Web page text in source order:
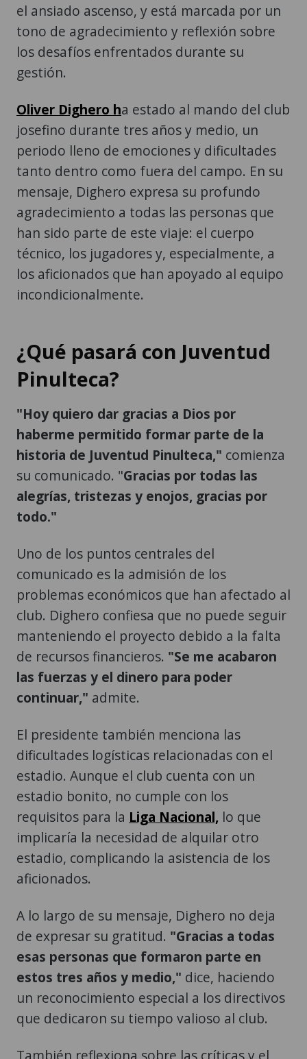
el ansiado ascenso, y está marcada por un
tono de agradecimiento y reflexión sobre
los desafíos enfrentados durante su
gestión.
Oliver Dighero ha estado al mando del club
josefino durante tres años y medio, un
periodo lleno de emociones y dificultades
tanto dentro como fuera del campo. En su
mensaje, Dighero expresa su profundo
agradecimiento a todas las personas que
han sido parte de este viaje: el cuerpo
técnico, los jugadores y, especialmente, a
los aficionados que han apoyado al equipo
incondicionalmente.
¿Qué pasará con Juventud
Pinulteca?
"Hoy quiero dar gracias a Dios por
haberme permitido formar parte de la
historia de Juventud Pinulteca," comienza
su comunicado. "Gracias por todas las
alegrías, tristezas y enojos, gracias por
todo."
Uno de los puntos centrales del
comunicado es la admisión de los
problemas económicos que han afectado al
club. Dighero confiesa que no puede seguir
manteniendo el proyecto debido a la falta
de recursos financieros. "Se me acabaron
las fuerzas y el dinero para poder
continuar," admite.
El presidente también menciona las
dificultades logísticas relacionadas con el
estadio. Aunque el club cuenta con un
estadio bonito, no cumple con los
requisitos para la Liga Nacional, lo que
implicaría la necesidad de alquilar otro
estadio, complicando la asistencia de los
aficionados.
A lo largo de su mensaje, Dighero no deja
de expresar su gratitud. "Gracias a todas
esas personas que formaron parte en
estos tres años y medio," dice, haciendo
un reconocimiento especial a los directivos
que dedicaron su tiempo valioso al club.
También reflexiona sobre las críticas y el